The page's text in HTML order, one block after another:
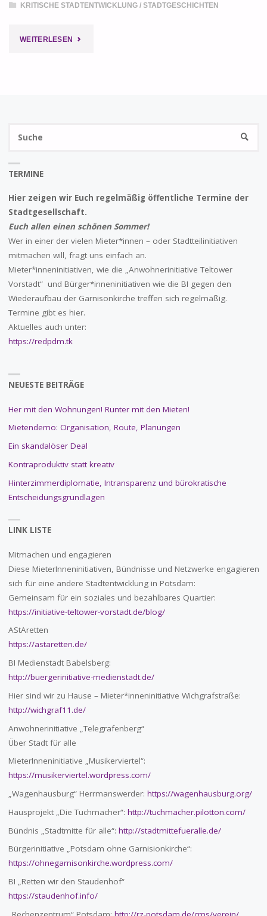
KRITISCHE STADTENTWICKLUNG/ STADTGESCHICHTEN
WEITERLESEN "KOLONIALE
SUCHE
TERMINE
Hier zeigen wir Euch regelmäßig öffentliche Termine der
Stadtgesellschaft.
Euch allen einen schönen Sommer!
Wer in einer der vielen Mieter*innen – oder Stadtteilinitiativen
mitmachen will, fragt uns einfach an.
Mieter*inneninitiativen, wie die „Anwohnerinitiative Teltower
Vorstadt“ und Bürger*inneninitiativen wie die BI gegen den
Wiederaufbau der Garnisonkirche treffen sich regelmäßig.
Termine gibt es hier.
Aktuelles auch unter:
https://redpdm.tk
NEUESTE BEITRÄGE
Her mit den Wohnungen! Runter mit den Mieten!
Mietendemo: Organisation, Route, Planungen
Ein skandalöser Deal
Kontraproduktiv statt kreativ
Hinterzimmerdiplomatie, Intransparenz und bürokratische
Entscheidungsgrundlagen
LINK LISTE
Mitmachen und engagieren
Diese MieterInneninitiativen, Bündnisse und Netzwerke engagieren
sich für eine andere Stadtentwicklung in Potsdam:
Gemeinsam für ein soziales und bezahlbares Quartier:
https://initiative-teltower-vorstadt.de/blog/
AStAretten
https://astaretten.de/
BI Medienstadt Babelsberg:
http://buergerinitiative-medienstadt.de/
Hier sind wir zu Hause – Mieter*inneninitiative Wichgrafstraße:
http://wichgraf11.de/
Anwohnerinitiative „Telegrafenberg“
Über Stadt für alle
MieterInneninitiative „Musikerviertel“:
https://musikerviertel.wordpress.com/
„Wagenhausburg“ Herrmanswerder: https://wagenhausburg.org/
Hausprojekt „Die Tuchmacher“: http://tuchmacher.pilotton.com/
Bündnis „Stadtmitte für alle“: http://stadtmittefueralle.de/
Bürgerinitiative „Potsdam ohne Garnisionkirche“:
https://ohnegarnisonkirche.wordpress.com/
BI „Retten wir den Staudenhof“
https://staudenhof.info/